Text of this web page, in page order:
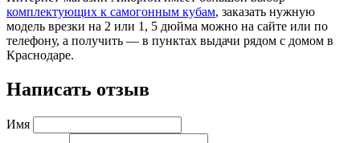
комплектующих к самогонным кубам, заказать нужную
модель врезки на 2 или 1, 5 дюйма можно на сайте или по
телефону, а получить — в пунктах выдачи рядом с домом в
Краснодаре.
Написать отзыв
Имя